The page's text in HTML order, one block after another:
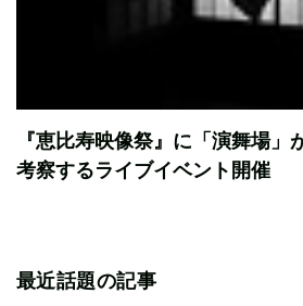
『恵比寿映像祭』に「演舞場」
考察するライブイベント開催
最近話題の記事